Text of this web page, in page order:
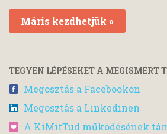
Máris kezdhetjük »
TEGYEN LÉPÉSEKET A
Megosztás a Facebookon
Megosztás a Linkedinen
A KiMitTud működésének